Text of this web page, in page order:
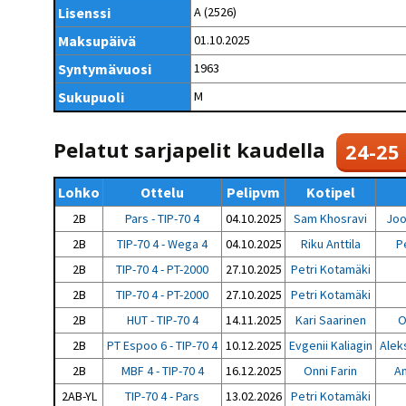
Valiokunnat
Strategia 2025-2030
Vastuullisuus
Ilmoita epäasiallisesta
käytöksestä
Hallintosääntö
NETU in English
ohjeet
Rating-artikkelit
Rating-manuaali
Julkaistut Rating-listat
Päivärating
6-divisioona
Sarjatiedotteet
Pelipaikat ja
joukkueiden
yhteyshenkilöt
Seurasiirrot
Kisajärjestäjien
Lisenssi A (2526)
Maksupäivä 01.10.2025
Syntymävuosi 1963
Sukupuoli M
Pelatut sarjapelit kaudella 24-25
Lohko Ottelu Pelipvm Kotipel
2B Pars - TIP-70 4 04.10.2025 Sam Khosravi
2B
TIP-70 4 - Wega 4 04.10.2025 Riku Anttila
2B
TIP-70 4 - PT-2000 27.10.2025 Petri Kotamäki
2B
TIP-70 4 - PT-2000 27.10.2025 Petri Kotamäki
2B
HUT - TIP-70 4 14.11.2025 Kari Saarinen
2B
PT Espoo 6 - TIP-70 4 10.12.2025 Evgenii Kaliagin
2B
MBF 4 - TIP-70 4 16.12.2025 Onni Farin
2AB-YL
TIP-70 4 - Pars 13.02.2026 Petri Kotamäki